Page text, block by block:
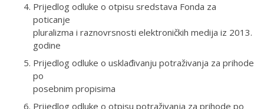
Prijedlog odluke o otpisu sredstava Fonda za
poticanje
pluralizma i raznovrsnosti elektroničkih medija iz 2013.
godine
Prijedlog odluke o usklađivanju potraživanja za prihode
po
posebnim propisima
Prijedlog odluke o otpisu potraživanja za prihode po